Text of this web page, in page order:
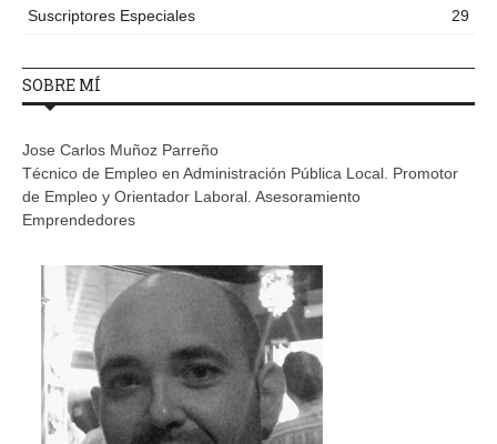
Suscriptores Especiales
29
SOBRE MÍ
Jose Carlos Muñoz Parreño
Técnico de Empleo en Administración Pública Local. Promotor
de Empleo y Orientador Laboral. Asesoramiento
Emprendedores